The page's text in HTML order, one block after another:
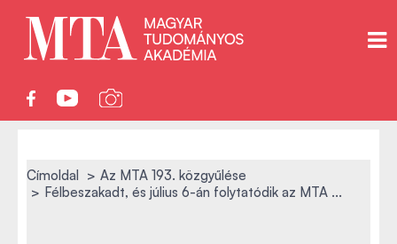
Címoldal
Az MTA 193. közgyűlése
Félbeszakadt, és július 6-án folytatódik az MTA ...